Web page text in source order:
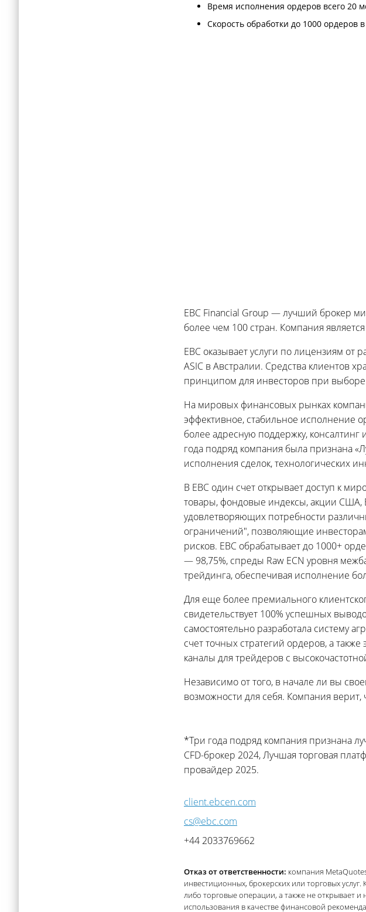
Время исполнения ордеров всего 20
Скорость обработки до 1000 ордеров в
EBC Financial Group — лучший брокер
более чем 100 стран. Компания
EBC оказывает услуги по лицензиям от
ASIC в Австралии. Средства клиентов
принципом для инвесторов при
На мировых финансовых рынках
эффективное, стабильное исполнение
более адресную поддержку,
года подряд компания была признана
исполнения сделок, технологических
В EBC один счет открывает доступ к
товары, фондовые индексы, акции США,
удовлетворяющих потребности
ограничений", позволяющие
рисков. EBC обрабатывает до 1000+
— 98,75%, спреды Raw ECN уровня
трейдинга, обеспечивая исполнение
Для еще более премиального
свидетельствует 100% успешных
самостоятельно разработала систему
счет точных стратегий ордеров, а
каналы для трейдеров с
Независимо от того, в начале ли вы
возможности для себя. Компания
*Три года подряд компания признана
CFD-брокер 2024, Лучшая торговая
провайдер 2025.
client.ebcen.com
cs@ebc.com
+44 2033769662
Отказ от ответственности: компания
инвестиционных, брокерских или торговых
либо торговые операции, а также не открывает
использования в качестве финансовой